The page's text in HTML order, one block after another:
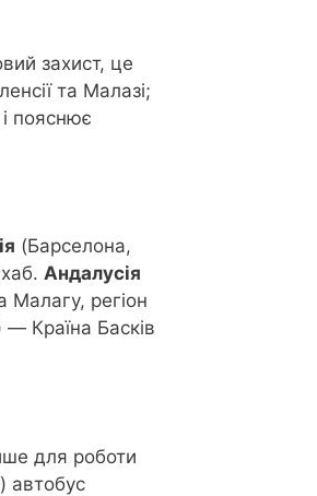
захист, це
та Малазі;
пояснює
(Барселона,
Андалусія
Малагу, регіон
Країна Басків
для роботи
автобус